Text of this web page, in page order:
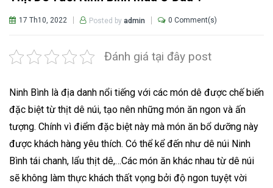
17 Th10, 2022 Posted by admin 0 Comment(s)
Đánh giá tại đây post
Ninh Bình là địa danh nổi tiếng với các món dê được chế biến
đặc biệt từ thịt dê núi, tạo nên những món ăn ngon và ấn
tượng. Chính vì điểm đặc biệt này mà món ăn bổ dưỡng này
được khách hàng yêu thích. Có thể kể đến như dê núi Ninh
Bình tái chanh, lẩu thịt dê,…Các món ăn khác nhau từ dê núi
sẽ không làm thực khách thất vọng bởi độ ngon tuyệt vời